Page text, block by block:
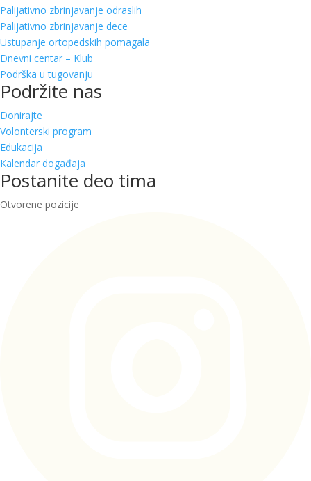
Palijativno zbrinjavanje odraslih
Palijativno zbrinjavanje dece
Ustupanje ortopedskih pomagala
Dnevni centar – Klub
Podrška u tugovanju
Podržite nas
Donirajte
Volonterski program
Edukacija
Kalendar događaja
Postanite deo tima
Otvorene pozicije